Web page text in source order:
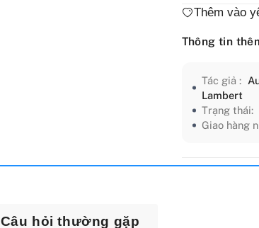
Thêm vào
Thông tin
Tác giả :
Lambert
Trạng thái:
Giao hàng
Câu hỏi thường gặp